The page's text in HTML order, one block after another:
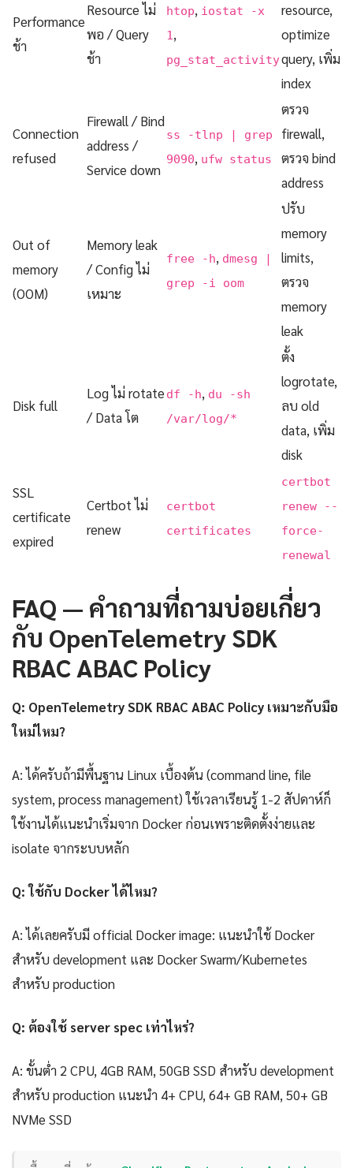
Performance
ช้า
Resource ไม่
พอ / Query
ช้า
htop, iostat -x
1 ,
pg_stat_activity
resource,
optimize
query, เพิ่ม
index
Connection
refused
Firewall / Bind
address /
Service down
ss -tlnp | grep
9090, ufw status
ตรวจ
firewall,
ตรวจ bind
address
Out of
memory
(OOM)
Memory leak
/ Config ไม่
เหมาะ
free -h, dmesg |
grep -i oom
ปรับ
memory
limits,
ตรวจ
memory
leak
Disk full
Log ไม่ rotate
/ Data โต
df -h, du -sh
/var/log/*
ตั้ง
logrotate,
ลบ old
data, เพิ่ม
disk
SSL
certificate
expired
Certbot ไม่
renew
certbot
certificates
certbot
renew --
force-
renewal
FAQ — คำถามที่ถามบ่อยเกี่ยว
กับ OpenTelemetry SDK
RBAC ABAC Policy
Q: OpenTelemetry SDK RBAC ABAC Policy เหมาะกับมือ
ใหม่ไหม?
A: ได้ครับถ้ามีพื้นฐาน Linux เบื้องต้น (command line, file
system, process management) ใช้เวลาเรียนรู้ 1-2 สัปดาห์ก็
ใช้งานได้แนะนำเริ่มจาก Docker ก่อนเพราะติดตั้งง่ายและ
isolate จากระบบหลัก
Q: ใช้กับ Docker ได้ไหม?
A: ได้เลยครับมี official Docker image: แนะนำใช้ Docker
สำหรับ development และ Docker Swarm/Kubernetes
สำหรับ production
Q: ต้องใช้ server spec เท่าไหร่?
A: ขั้นต่ำ 2 CPU, 4GB RAM, 50GB SSD สำหรับ development
สำหรับ production แนะนำ 4+ CPU, 64+ GB RAM, 50+ GB
NVMe SSD